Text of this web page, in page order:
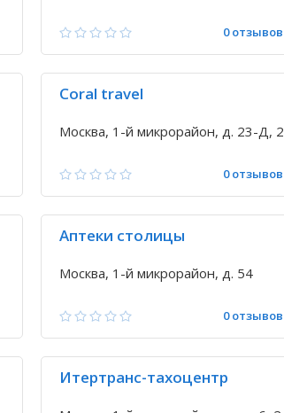
0 отзывов
Coral travel
Москва, 1-й микрорайон, д. 23-Д, 2
0 отзывов
Аптеки столицы
Москва, 1-й микрорайон, д. 54
0 отзывов
Итертранс-тахоцентр